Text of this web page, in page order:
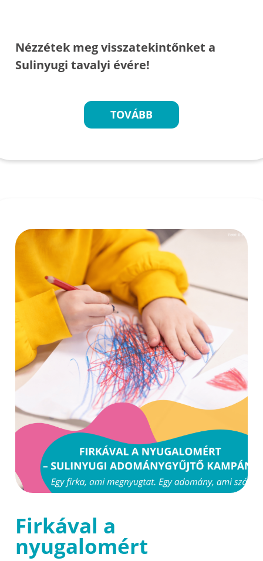
Nézzétek meg visszatekintőnket a
Sulinyugi tavalyi évére!
TOVÁBB
Firkával a
nyugalomért